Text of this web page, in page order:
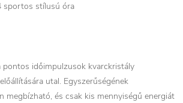
sportos stílusú óra
időimpulzusok kvarckristály
utal. Egyszerűségének
megbízható, és csak kis mennyiségű energiát